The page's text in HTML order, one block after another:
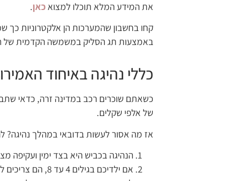
את המידע המלא תוכלו למצואכאן.
קחו בחשבון שהמערכות הן אלקטרוניות כך
באמצעות תג הסליק במשמשה הקדמית של
כללי נהיגה באיחוד
כשאתם שוכרים רכב במדינה זרה, כדאי
של אלפי שקלים.
אז מה אסור לעשות בדובאי במהלך נהיגה?
הנהיגה בכביש היא בצד ימין ועקיפה